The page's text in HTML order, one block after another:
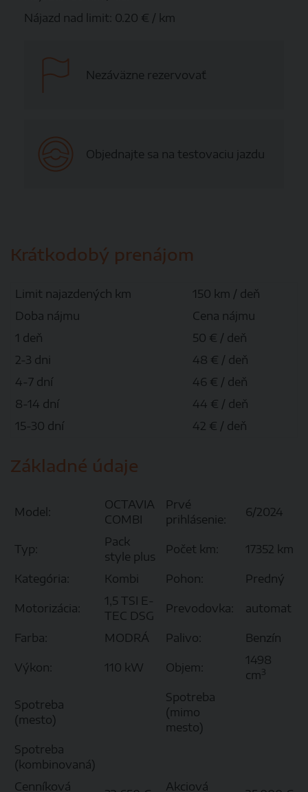
Nájazd nad limit: 0.20 € / km
Nezáväzne rezervovať
Objednajte sa na testovaciu jazdu
Krátkodobý prenájom
Limit najazdených km
150 km / deň
Doba nájmu
Cena nájmu
1 deň
50 € / deň
2-3 dni
48 € / deň
4-7 dní
46 € / deň
8-14 dní
44 € / deň
15-30 dní
42 € / deň
Základné údaje
Model:
OCTAVIA
COMBI
Prvé
prihlásenie:
6/2024
Typ:
Pack
style plus
Počet km: 17352 km
Kategória: Kombi Pohon: Predný
Motorizácia:
1,5 TSI E-
TEC DSG
Prevodovka: automat
Farba: MODRÁ Palivo: Benzín
Výkon: 110 kW Objem:
1498
cm3
Spotreba
(mesto)
Spotreba
(mimo
mesto)
Spotreba
(kombinovaná)
Cenníková
Akciová